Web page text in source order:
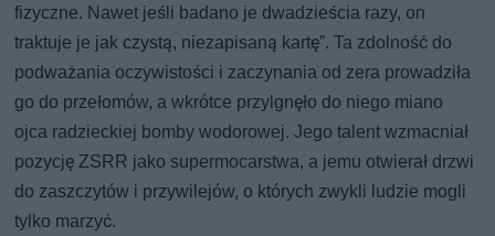
fizyczne. Nawet jeśli badano je dwadzieścia razy, on
traktuje je jak czystą, niezapisaną kartę”. Ta zdolność do
podważania oczywistości i zaczynania od zera prowadziła
go do przełomów, a wkrótce przylgnęło do niego miano
ojca radzieckiej bomby wodorowej. Jego talent wzmacniał
pozycję ZSRR jako supermocarstwa, a jemu otwierał drzwi
do zaszczytów i przywilejów, o których zwykli ludzie mogli
tylko marzyć.